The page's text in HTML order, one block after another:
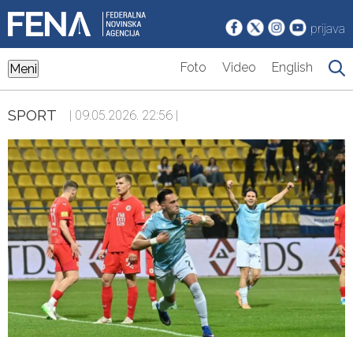
prijava
Meni Foto Video English
SPORT | 09.05.2026. 22:56 |